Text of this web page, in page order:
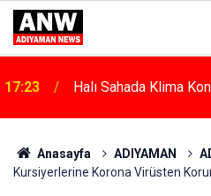
17:18 Depremde Azalan
Anasayfa ADIYAMAN
Kursiyerlerine Korona Virüsten